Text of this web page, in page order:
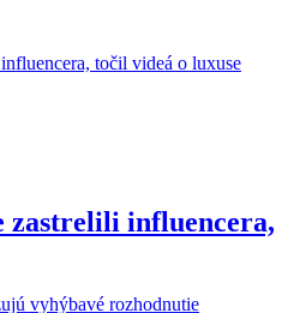
zastrelili influencera,